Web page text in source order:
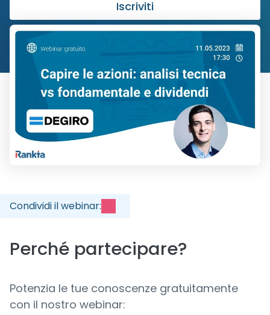
Iscriviti
Condividi il webinar:
Perché partecipare?
Potenzia le tue conoscenze gratuitamente
con il nostro webinar: